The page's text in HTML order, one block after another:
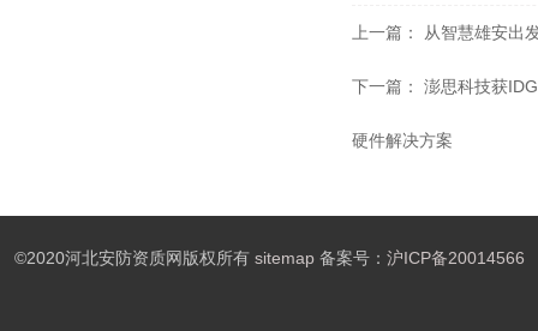
上一篇： 从智慧雄安出
下一篇： 澎思科技获
硬件解决方案
©2020河北安防资质网版权所有 sitemap备案号： 沪ICP备20014566